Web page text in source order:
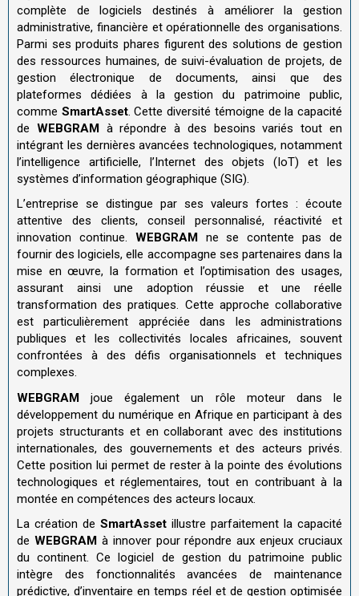
complète de logiciels destinés à améliorer la gestion
administrative, financière et opérationnelle des organisations.
Parmi ses produits phares figurent des solutions de gestion
des ressources humaines, de suivi-évaluation de projets, de
gestion électronique de documents, ainsi que des
plateformes dédiées à la gestion du patrimoine public,
comme SmartAsset. Cette diversité témoigne de la capacité
de WEBGRAMà répondre à des besoins variés tout en
intégrant les dernières avancées technologiques, notamment
l’intelligence artificielle, l’Internet des objets (IoT) et les
systèmes d’information géographique (SIG).
L’entreprise se distingue par ses valeurs fortes : écoute
attentive des clients, conseil personnalisé, réactivité et
innovation continue. WEBGRAM
ne se contente pas de
fournir des logiciels, elle accompagne ses partenaires dans la
mise en œuvre, la formation et l’optimisation des usages,
assurant ainsi une adoption réussie et une réelle
transformation des pratiques. Cette approche collaborative
est particulièrement appréciée dans les administrations
publiques et les collectivités locales africaines, souvent
confrontées à des défis organisationnels et techniques
complexes.
WEBGRAM joue également un rôle moteur dans le
développement du numérique en Afrique en participant à des
projets structurants et en collaborant avec des institutions
internationales, des gouvernements et des acteurs privés.
Cette position lui permet de rester à la pointe des évolutions
technologiques et réglementaires, tout en contribuant à la
montée en compétences des acteurs locaux.
La création de SmartAsset illustre parfaitement la capacité
de WEBGRAM à innover pour répondre aux enjeux cruciaux
du continent. Ce logiciel de gestion du patrimoine public
intègre des fonctionnalités avancées de maintenance
prédictive, d’inventaire en temps réel et de gestion optimisée